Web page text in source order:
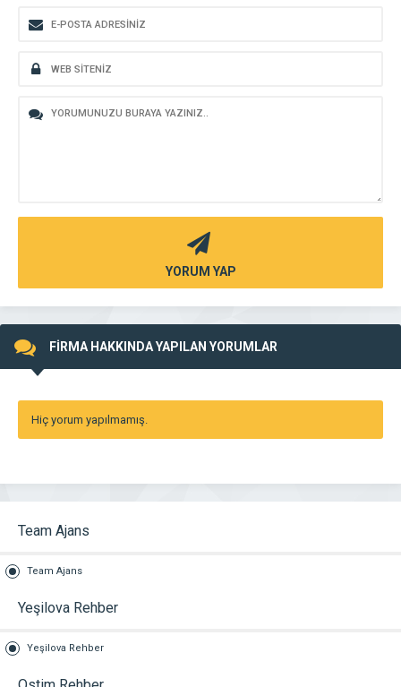
YORUM YAP
FİRMA HAKKINDA YAPILAN YORUMLAR
Hiç yorum yapılmamış.
Team Ajans
Team Ajans
Yeşilova Rehber
Yeşilova Rehber